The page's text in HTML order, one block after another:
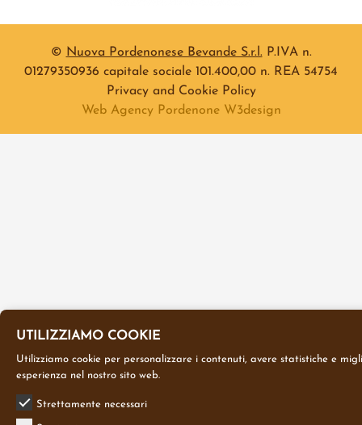
© Nuova Pordenonese Bevande S.r.l. P.IVA n.
01279350936 capitale sociale 101.400,00 n. REA 54754
Privacy and Cookie Policy
Web Agency Pordenone W3design
UTILIZZIAMO COOKIE
Utilizziamo cookie per personalizzare i contenuti, avere statistiche e
esperienza nel nostro sito web.
Strettamente necessari